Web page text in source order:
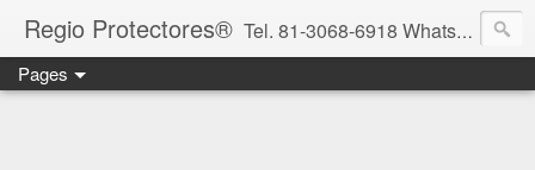
Regio Protectores® Tel. 81-3068-6918 WhatsApp 81-2636-2823 / 33-1145-3780 cotizacionregioprotectores@gmail.com / regioprotectores@gmail.com https://www.facebook.com/RegioProtectores/
Pages